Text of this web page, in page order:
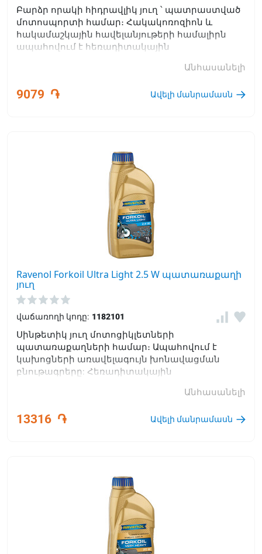
Բարձր որակի հիդրավլիկ յուղ ՝ պատրաստված
մոտոսպորտի համար։ Հակակոռոզիոն և
հակամաշկային հավելանյութերի համալիրն
ապահովում է հեռադիտակային
Անհասանելի
9079 ֏ Ավելի մանրամասն
Ravenol Forkoil Ultra Light 2.5 W պատառաքաղի
յուղ
վաճառողի կոդը: 1182101
Սինթետիկ յուղ մոտոցիկլետների
պատառաքաղների համար։ Ապահովում է
կախոցների առավելագույն խոնավացման
բնութագրերը: Հեռադիտակային
հուսալի շահագործում ճանապարհային ևԱնհասանելի
13316 ֏ Ավելի մանրամասն